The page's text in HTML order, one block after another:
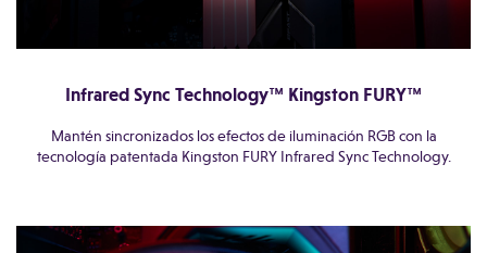
Infrared Sync Technology™ Kingston FURY™
Mantén sincronizados los efectos de iluminación RGB con la
tecnología patentada Kingston FURY Infrared Sync Technology.